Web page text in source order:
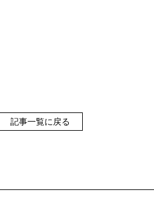
記事一覧に戻る